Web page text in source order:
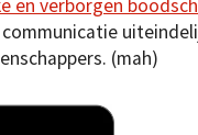
en verborgen
(mah)